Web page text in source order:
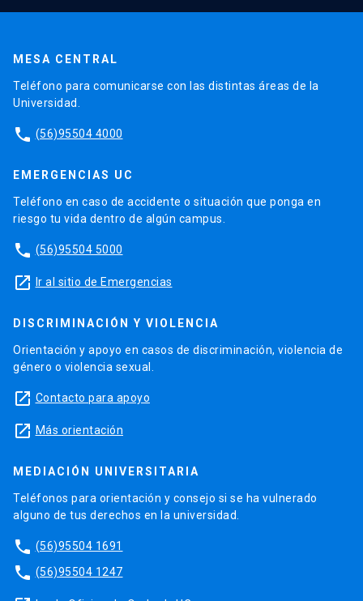
MESA CENTRAL
Teléfono para comunicarse con las distintas áreas de la
Universidad.
phone (56)95504 4000
EMERGENCIAS UC
Teléfono en caso de accidente o situación que ponga en
riesgo tu vida dentro de algún campus.
phone (56)95504 5000
launch Ir al sitio de Emergencias
DISCRIMINACIÓN Y VIOLENCIA
Orientación y apoyo en casos de discriminación, violencia de
género o violencia sexual.
launch Contacto para apoyo
launch Más orientación
MEDIACIÓN UNIVERSITARIA
Teléfonos para orientación y consejo si se ha vulnerado
alguno de tus derechos en la universidad.
phone (56)95504 1691
phone (56)95504 1247